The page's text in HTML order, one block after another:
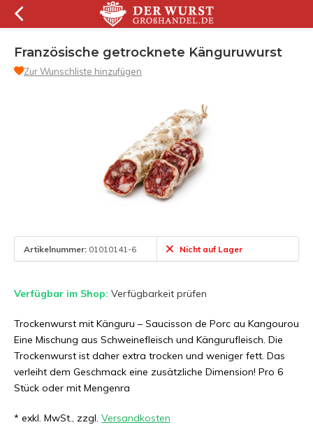
Französische getrocknete Känguruwurst
Zur Wunschliste hinzufügen
Artikelnummer: 01010141-6 Nicht auf Lager
Verfügbar im Shop: Verfügbarkeit prüfen
Trockenwurst mit Känguru – Saucisson de Porc au Kangourou
Eine Mischung aus Schweinefleisch und Kängurufleisch. Die
Trockenwurst ist daher extra trocken und weniger fett. Das
verleiht dem Geschmack eine zusätzliche Dimension! Pro 6
Stück oder mit Mengenra
* exkl. MwSt., zzgl. Versandkosten